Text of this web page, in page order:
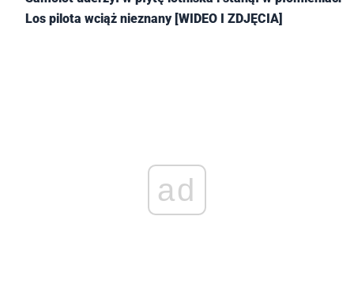
Los pilota wciąż nieznany [WIDEO I ZDJĘCIA]
ad